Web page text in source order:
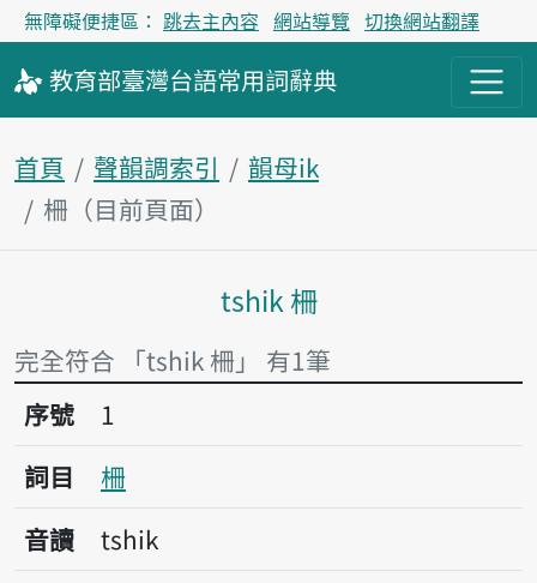
無障礙便捷區： 跳去主內容 網站導覽 切換網站翻譯
教育部臺灣台語常用詞辭典
首頁 聲韻調索引
韻母ik
柵（目前頁面）
主內容區塊
tshik 柵
完全符合 「tshik 柵」 有1筆
序號1柵
序號
1
詞目
柵
音讀
tshik